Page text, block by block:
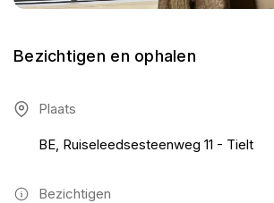
Bezichtigen en ophalen
Plaats
BE, Ruiseleedsesteenweg 11 - Tielt
Bezichtigen